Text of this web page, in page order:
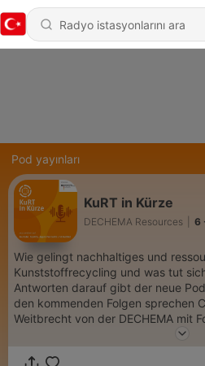
Pod yayınları
KuRT in Kürze
DECHEMA Resources 6
Wie gelingt nachhaltiges und
Kunststoffrecycling und was tut
Antworten darauf gibt der neue
den kommenden Folgen sprechen
Weitbrecht von der DECHEMA mit
Unternehmensvertreter:innen der